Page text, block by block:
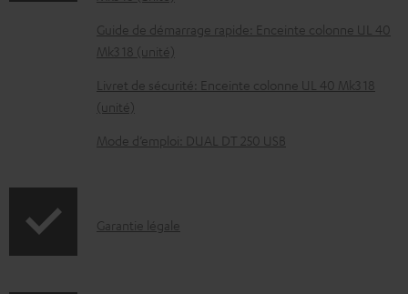
t
l
c
r
Guide de démarrage rapide: Enceinte colonne UL 40
Mk3 18 (unité)
Livret de sécurité: Enceinte colonne UL 40 Mk3 18
(unité)
Mode d’emploi: DUAL DT 250 USB
IGarantie légale